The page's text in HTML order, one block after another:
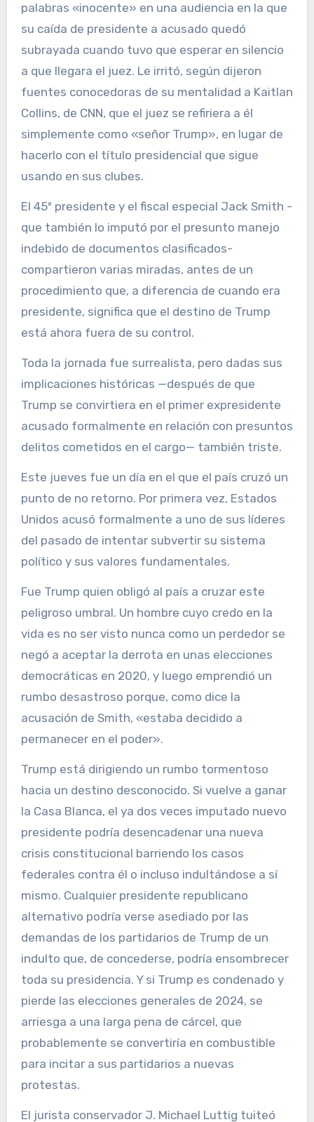
palabras «inocente» en una audiencia en la que
su caída de presidente a acusado quedó
subrayada cuando tuvo que esperar en silencio
a que llegara el juez. Le irritó, según dijeron
fuentes conocedoras de su mentalidad a Kaitlan
Collins, de CNN, que el juez se refiriera a él
simplemente como «señor Trump», en lugar de
hacerlo con el título presidencial que sigue
usando en sus clubes.
El 45º presidente y el fiscal especial Jack Smith -
que también lo imputó por el presunto manejo
indebido de documentos clasificados-
compartieron varias miradas, antes de un
procedimiento que, a diferencia de cuando era
presidente, significa que el destino de Trump
está ahora fuera de su control.
Toda la jornada fue surrealista, pero dadas sus
implicaciones históricas —después de que
Trump se convirtiera en el primer expresidente
acusado formalmente en relación con presuntos
delitos cometidos en el cargo— también triste.
Este jueves fue un día en el que el país cruzó un
punto de no retorno. Por primera vez, Estados
Unidos acusó formalmente a uno de sus líderes
del pasado de intentar subvertir su sistema
político y sus valores fundamentales.
Fue Trump quien obligó al país a cruzar este
peligroso umbral. Un hombre cuyo credo en la
vida es no ser visto nunca como un perdedor se
negó a aceptar la derrota en unas elecciones
democráticas en 2020, y luego emprendió un
rumbo desastroso porque, como dice la
acusación de Smith, «estaba decidido a
permanecer en el poder».
Trump está dirigiendo un rumbo tormentoso
hacia un destino desconocido. Si vuelve a ganar
la Casa Blanca, el ya dos veces imputado nuevo
presidente podría desencadenar una nueva
crisis constitucional barriendo los casos
federales contra él o incluso indultándose a sí
mismo. Cualquier presidente republicano
alternativo podría verse asediado por las
demandas de los partidarios de Trump de un
indulto que, de concederse, podría ensombrecer
toda su presidencia. Y si Trump es condenado y
pierde las elecciones generales de 2024, se
arriesga a una larga pena de cárcel, que
probablemente se convertiría en combustible
para incitar a sus partidarios a nuevas
protestas.
El jurista conservador J. Michael Luttig tuiteó